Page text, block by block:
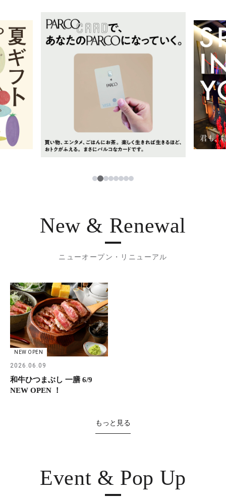
ニュース
レストラン・カフェ
TAX FREE
한국어
ภาษาไทย
日本語
1234567
New & Renewal
ニューオープン・リニューアル
NEW OPEN
2026.06.09
和牛ひつまぶし 一膳 6/9
NEW OPEN ！
もっと見る
Event & Pop Up